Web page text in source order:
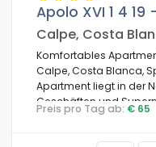
Apolo XVI 1 4
Calpe, Costa
Komfortables
Calpe, Costa Blanca,
Apartment liegt in der
Geschäften und
m vom Strand La Fossa
Preis pro Tag ab: € 65